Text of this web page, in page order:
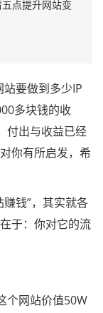
点提升网站变
要做到多少IP
多块钱的收
付出与收益已经
你有所启发，希
钱”，其实就各
于：你对它的流
网站价值50W